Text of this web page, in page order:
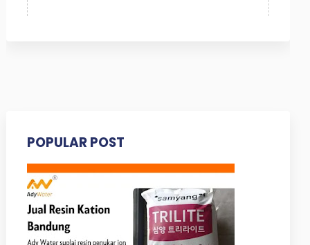
POPULAR POST